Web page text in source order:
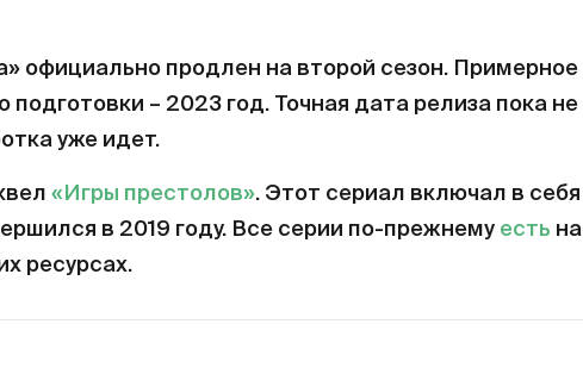
официально продлен на второй сезон. Примерное
подготовки – 2023 год. Точная дата релиза пока не
уже идет.
«Игры престолов». Этот сериал включал в себя
в 2019 году. Все серии по-прежнему есть на
ресурсах.